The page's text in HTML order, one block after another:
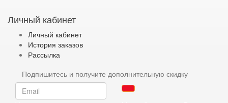
Личный кабинет
Личный кабинет
История заказов
Рассылка
Подпишитесь и получите дополнительную скидку